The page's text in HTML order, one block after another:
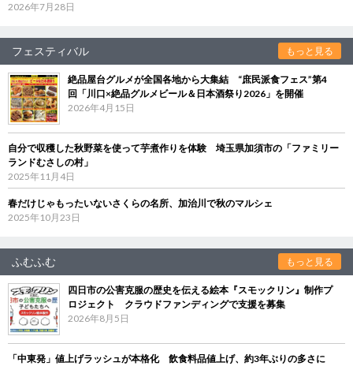
2026年7月28日
フェスティバル もっと見る
絶品屋台グルメが全国各地から大集結 “庶民派食フェス”第4
回「川口×絶品グルメビール＆日本酒祭り2026」を開催
2026年4月15日
自分で収穫した秋野菜を使って芋煮作りを体験 埼玉県加須市の「ファミリー
ランドむさしの村」
2025年11月4日
春だけじゃもったいないさくらの名所、加治川で秋のマルシェ
2025年10月23日
ふむふむ もっと見る
四日市の公害克服の歴史を伝える絵本『スモックリン』制作プ
ロジェクト クラウドファンディングで支援を募集
2026年8月5日
「中東発」値上げラッシュが本格化 飲食料品値上げ、約3年ぶりの多さに